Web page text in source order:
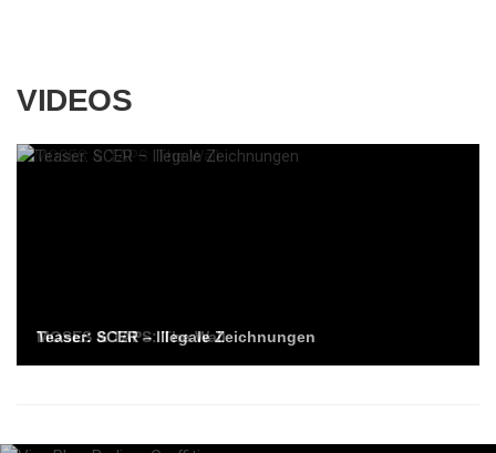
VIDEOS
Teaser: SCER – Illegale Zeichnungen
MOSES & TAPS: The Wall